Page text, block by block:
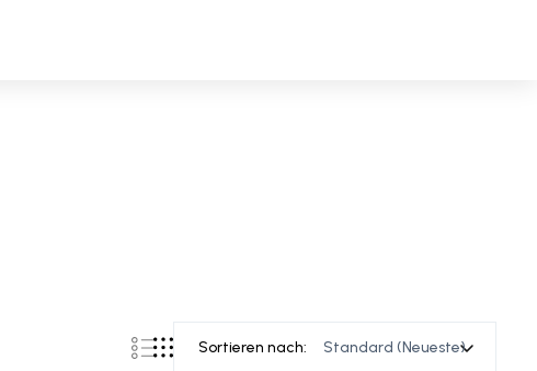
Sortieren nach: